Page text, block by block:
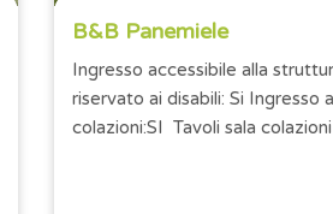
B&B Panemiele
Ingresso accessibile alla struttura: SI
riservato ai disabili: Si Ingresso accessibile alla sala
colazioni:SI Tavoli sala colazioni con altezza